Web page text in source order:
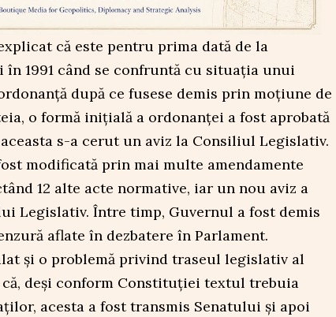
că este pentru prima dată de la
1991 când se confruntă cu situația unui
după ce fusese demis prin moțiune de
o formă inițială a ordonanței a fost aprobată
s-a cerut un aviz la Consiliul Legislativ.
modificată prin mai multe amendamente
12 alte acte normative, iar un nou aviz a
Legislativ. Între timp, Guvernul a fost demis
aflate în dezbatere în Parlament.
și o problemă privind traseul legislativ al
deși conform Constituției textul trebuia
acesta a fost transmis Senatului și apoi